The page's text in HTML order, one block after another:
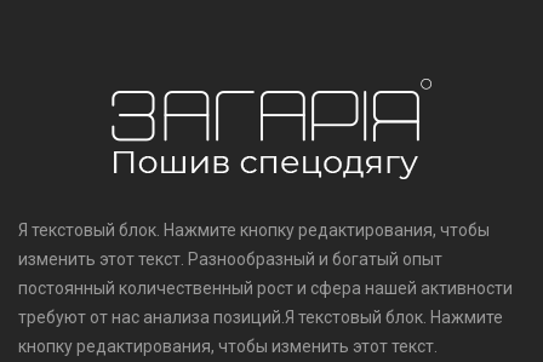
Я текстовый блок. Нажмите кнопку редактирования, чтобы
изменить этот текст. Разнообразный и богатый опыт
постоянный количественный рост и сфера нашей активности
требуют от нас анализа позиций.Я текстовый блок. Нажмите
кнопку редактирования, чтобы изменить этот текст.